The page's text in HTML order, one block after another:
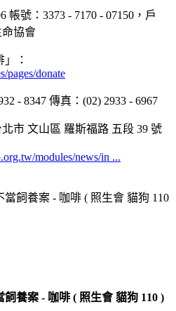
帳號：3373 - 7170 - 07150，戶
協會
：
pages/donate
- 8347 傳真：(02) 2933 - 6967
市 文山區 羅斯福路 五段 39 號
modules/news/in ...
飼養案 - 咖啡 ( 照生會 貓狗 110 )